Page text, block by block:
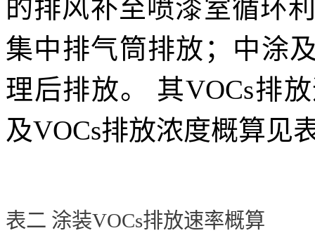
的排风补至喷漆室循环
集中排气筒排放；中涂
理后排放。 其VOCs排
及VOCs排放浓度概算见
表二 涂装VOCs排放速率概算